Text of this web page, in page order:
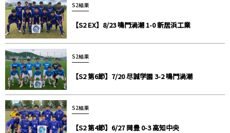
S2結果
【S2 EX】8/23 鳴門渦潮 1-0 新居浜工業
S2結果
【S2 第6節】7/20 尽誠学園 3-2 鳴門渦潮
S2結果
【S2 第4節】6/27 岡豊 0-3 高知中央